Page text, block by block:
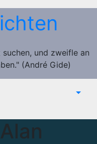
und zweifle an
(André Gide)
Alan